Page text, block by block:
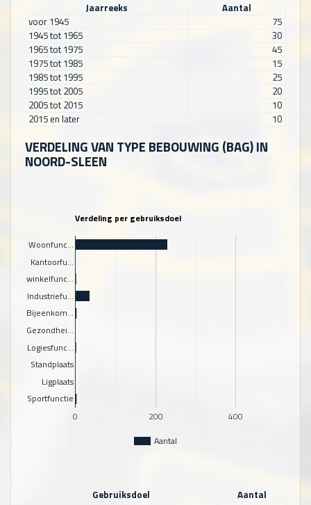
Jaarreeks
Aantal
voor 1945
75
1945 tot 1965
30
1965 tot 1975
45
1975 tot 1985
15
1985 tot 1995
25
1995 tot 2005
20
2005 tot 2015
10
2015 en later
10
VERDELING VAN TYPE BEBOUWING (BAG) IN
NOORD-SLEEN
Verdeling per gebruiksdoel
Aantal
0 200 400
Woonfunc…
Kantoorfu…
winkelfunc…
Industriefu…
Bijeenkom…
Gezondhei…
Logiesfunc…
Standplaats
Ligplaats
Sportfunctie
Gebruiksdoel
Aantal